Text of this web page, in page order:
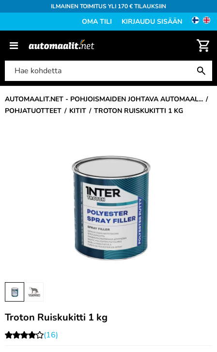
ILMAINEN TOIMITUS YLI 170 € TILAUKSIIN
OMA TILI KIRJAUDU SISÄÄN
AUTOMAALIT.NET - POHJOISMAIDEN JOHTAVA AUTOMAAL...
POHJATUOTTEET
KITIT TROTON RUISKUKITTI 1 KG
Troton Ruiskukitti 1 kg
(16)